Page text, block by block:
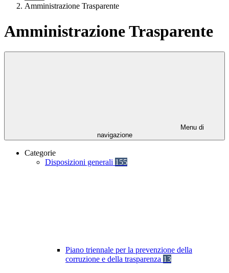
Amministrazione Trasparente
Amministrazione Trasparente
Menu di
navigazione
Categorie
Disposizioni generali 155
Piano triennale per la prevenzione della
corruzione e della trasparenza 13